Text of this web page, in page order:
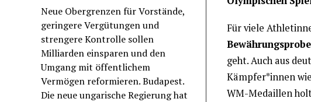
Neue Obergrenzen für Vorstände,
geringere Vergütungen und
strengere Kontrolle sollen
Milliarden einsparen und den
Umgang mit öffentlichem
Vermögen reformieren. Budapest.
Die neue ungarische Regierung hat
Für viele
Bewährungsprobe
geht. Auch aus
Kämpfer*innen wie
WM-Medaillen